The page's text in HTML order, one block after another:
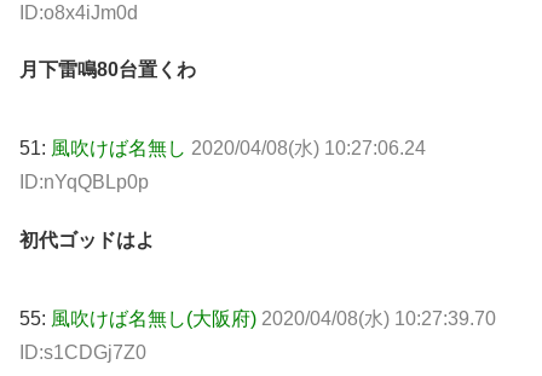
ID:o8x4iJm0d
月下雷鳴80台置くわ
51: 風吹けば名無し 2020/04/08(水) 10:27:06.24
ID:nYqQBLp0p
初代ゴッドはよ
55: 風吹けば名無し(大阪府) 2020/04/08(水) 10:27:39.70
ID:s1CDGj7Z0